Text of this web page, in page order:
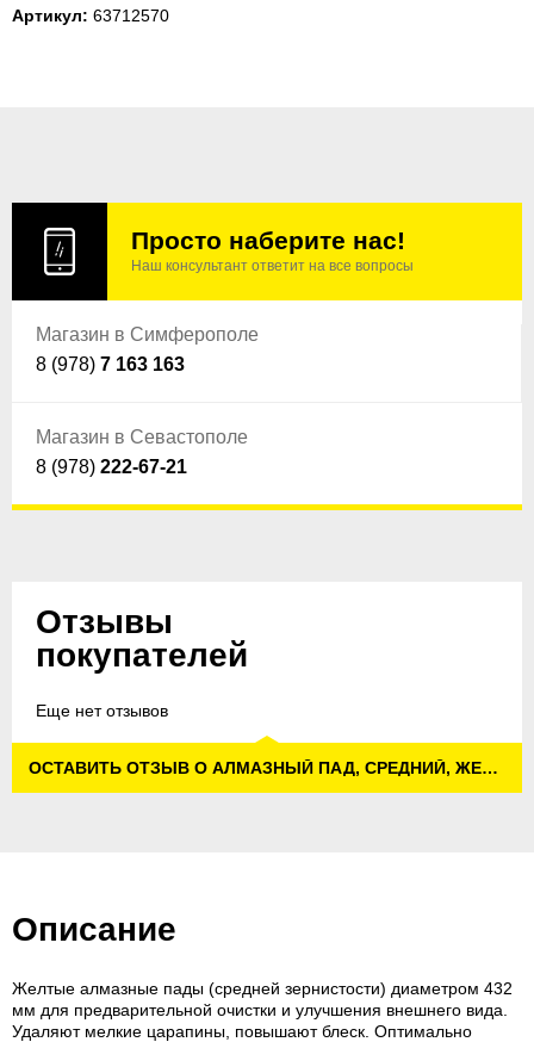
Артикул: 63712570
Просто наберите нас!
Наш консультант ответит на все вопросы
Магазин в Симферополе
8 (978) 7 163 163
Магазин в Севастополе
8 (978) 222-67-21
Отзывы
покупателей
Еще нет отзывов
ОСТАВИТЬ ОТЗЫВ О АЛМАЗНЫЙ ПАД, СРЕДНИЙ, ЖЕЛТЫЙ, 432 MM
Описание
Желтые алмазные пады (средней зернистости) диаметром 432
мм для предварительной очистки и улучшения внешнего вида.
Удаляют мелкие царапины, повышают блеск. Оптимально